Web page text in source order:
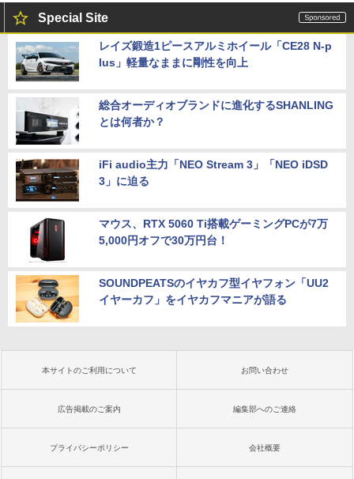
Special Site
レイズ鍛造1ピースアルミホイール「CE28 N-p
lus」軽量なままに剛性を向上
総合オーディオブランドに進化するSHANLING
とは何者か？
iFi audio主力「NEO Stream 3」「NEO iDSD
3」に迫る
マウス、RTX 5060 Ti搭載ゲーミングPCが7万
5,000円オフで30万円台！
SOUNDPEATSのイヤカフ型イヤフォン「UU2
イヤーカフ」をイヤカフマニアが語る
本サイトのご利用について お問い合わせ
広告掲載のご案内 編集部へのご連絡
プライバシーポリシー 会社概要